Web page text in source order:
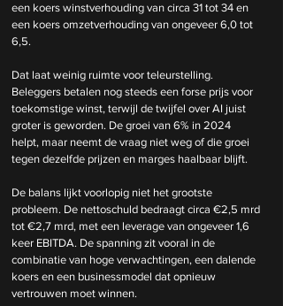
een koers winstverhouding van circa 31 tot 34 en
een koers omzetverhouding van ongeveer 6,0 tot
6,5.
Dat laat weinig ruimte voor teleurstelling.
Beleggers betalen nog steeds een forse prijs voor
toekomstige winst, terwijl de twijfel over AI juist
groter is geworden. De groei van 6% in 2024
helpt, maar neemt de vraag niet weg of die groei
tegen dezelfde prijzen en marges haalbaar blijft.
De balans lijkt voorlopig niet het grootste
probleem. De nettoschuld bedraagt circa €2,5 mrd
tot €2,7 mrd, met een leverage van ongeveer 1,6
keer EBITDA. De spanning zit vooral in de
combinatie van hoge verwachtingen, een dalende
koers en een businessmodel dat opnieuw
vertrouwen moet winnen.